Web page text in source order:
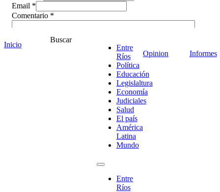
Email *
Comentario *
Inicio
Buscar
Entre
Ríos
Política
Educación
Legislaltura
Economía
Judiciales
Salud
El país
América
Latina
Mundo
Entre
Ríos
Opinion Informes
¡Ponete en contacto!